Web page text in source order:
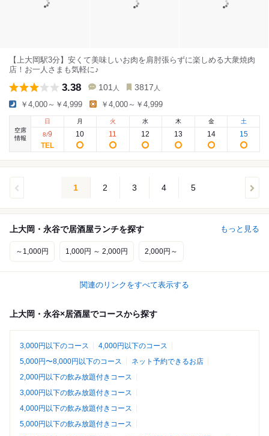
【上大岡駅3分】安くて美味しいお肉を肩肘張らずに楽しめる大衆焼肉
店！お一人さまも気軽に♪
3.38 101 人 3817 人
￥4,000～￥4,999 ￥4,000～￥4,999
空席
情報
日
8/9
月
10
火
11
水
12
木
13
金
14
土
15
1 2 3 4 5
上大岡・永谷で居酒屋ランチを探す もっと見る
～1,000円 1,000円 ～ 2,000円 2,000円～
関連のリンクをすべて表示する
上大岡・永谷×居酒屋でコースから探す
3,000円以下のコース
4,000円以下のコース
5,000円〜8,000円以下のコース
ネット予約できるお店
2,000円以下の飲み放題付きコース
3,000円以下の飲み放題付きコース
4,000円以下の飲み放題付きコース
5,000円以下の飲み放題付きコース